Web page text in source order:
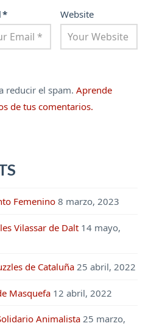
* Website
reducir el spam.Aprende
de tus comentarios.
Femenino 8 marzo, 2023
Vilassar de Dalt 14 mayo,
de Cataluña 25 abril, 2022
Masquefa 12 abril, 2022
Animalista 25 marzo,